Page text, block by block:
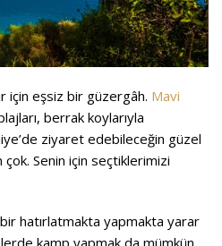
için eşsiz bir güzergâh. Mavi
berrak koylarıyla
ziyaret edebileceğin güzel
Senin için seçtiklerimizi
hatırlatmakta yapmakta yarar
kamp yapmak da mümkün.